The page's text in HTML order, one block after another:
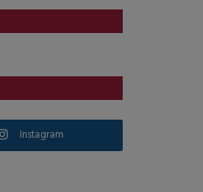
Instagram